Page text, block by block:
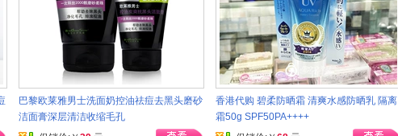
巴黎欧莱雅男士洗面奶控油祛痘去黑头磨砂
洁面膏深层清洁收缩毛孔
香港代购 碧柔防晒霜 清爽水感防晒乳 隔离
霜50g SPF50PA++++